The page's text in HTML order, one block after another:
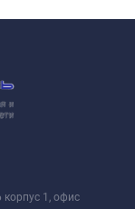
корпус 1, офис